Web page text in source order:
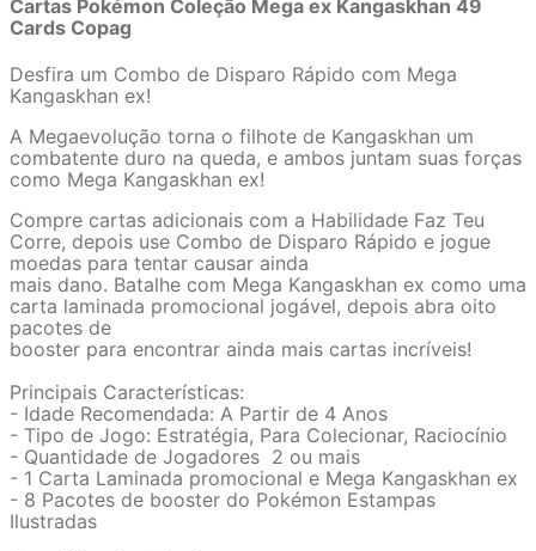
Cartas Pokémon Coleção Mega ex Kangaskhan 49
Cards Copag
Desfira um Combo de Disparo Rápido com Mega
Kangaskhan ex!
A Megaevolução torna o filhote de Kangaskhan um
combatente duro na queda, e ambos juntam suas forças
como Mega Kangaskhan ex!
Compre cartas adicionais com a Habilidade Faz Teu
Corre, depois use Combo de Disparo Rápido e jogue
moedas para tentar causar ainda
mais dano. Batalhe com Mega Kangaskhan ex como uma
carta laminada promocional jogável, depois abra oito
pacotes de
booster para encontrar ainda mais cartas incríveis!
Principais Características:
- Idade Recomendada: A Partir de 4 Anos
- Tipo de Jogo: Estratégia, Para Colecionar, Raciocínio
- Quantidade de Jogadores 2 ou mais
- 1 Carta Laminada promocional e Mega Kangaskhan ex
- 8 Pacotes de booster do Pokémon Estampas
Ilustradas